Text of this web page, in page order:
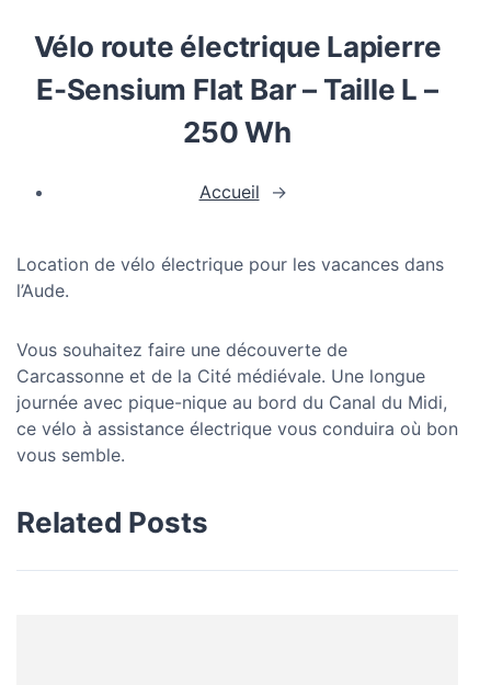
Vélo route électrique Lapierre
E-Sensium Flat Bar – Taille L –
250 Wh
Accueil →
Location de vélo électrique pour les vacances dans
l’Aude.
Vous souhaitez faire une découverte de
Carcassonne et de la Cité médiévale. Une longue
journée avec pique-nique au bord du Canal du Midi,
ce vélo à assistance électrique vous conduira où bon
vous semble.
Related Posts